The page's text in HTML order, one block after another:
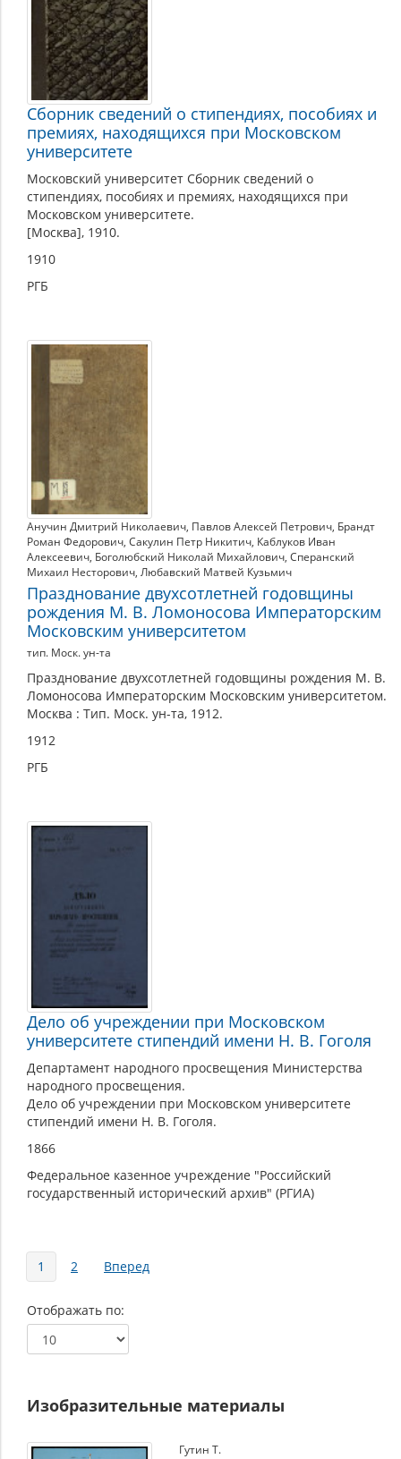
Сборник сведений о стипендиях, пособиях и
премиях, находящихся при Московском
университете
Московский университет Сборник сведений о
стипендиях, пособиях и премиях, находящихся при
Московском университете.
[Москва], 1910.
1910
РГБ
Анучин Дмитрий Николаевич, Павлов Алексей Петрович, Брандт
Роман Федорович, Сакулин Петр Никитич, Каблуков Иван
Алексеевич, Боголюбский Николай Михайлович, Сперанский
Михаил Несторович, Любавский Матвей Кузьмич
Празднование двухсотлетней годовщины
рождения М. В. Ломоносова Императорским
Московским университетом
тип. Моск. ун-та
Празднование двухсотлетней годовщины рождения М. В.
Ломоносова Императорским Московским университетом.
Москва : Тип. Моск. ун-та, 1912.
1912
РГБ
Дело об учреждении при Московском
университете стипендий имени Н. В. Гоголя
Департамент народного просвещения Министерства
народного просвещения.
Дело об учреждении при Московском университете
стипендий имени Н. В. Гоголя.
1866
Федеральное казенное учреждение "Российский
государственный исторический архив" (РГИА)
Страницы
1 2 Вперед
Отображать по
Изобразительные материалы
Гутин Т.